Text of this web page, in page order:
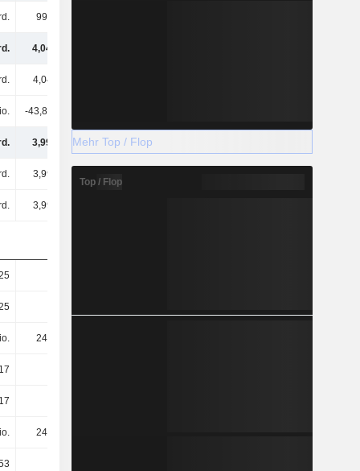
992 Mio.
4,04 Mrd.
4,04 Mrd.
-43,82 Mio.
3,99 Mrd. 4,11 Mrd.
3,99 Mrd.
3,99 Mrd.
247 Mio.
248 Mio.
Mehr Top / Flop
Top / Flop